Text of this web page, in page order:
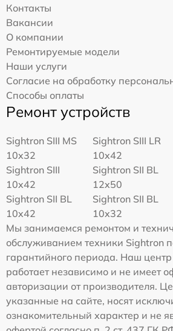
Контакты
Вакансии
О компании
Ремонтируемые модели
Наши услуги
Согласие на обработку
Способы оплаты
Ремонт устройств
Sightron SIII MS
10x32
Sightron SIII LR
10x42
Sightron SIII
10x42
Sightron SII BL
12x50
Sightron SII BL
10x42
Sightron SII BL
10x32
Мы занимаемся ремонтом и
обслуживанием техники Sightron
гарантийного периода. Наш
работает независимо и не имеет
авторизации от производителя.
указанные на сайте, носят
ознакомительный характер и не